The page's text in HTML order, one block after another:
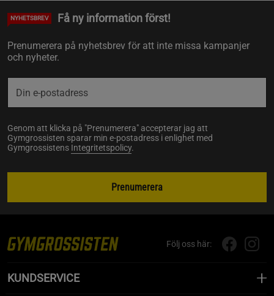
NYHETSBREV Få ny information först!
Prenumerera på nyhetsbrev för att inte missa kampanjer
och nyheter.
Genom att klicka på "Prenumerera" accepterar jag att
Gymgrossisten sparar min e-postadress i enlighet med
Gymgrossistens Integritetspolicy.
Prenumerera
Följ oss här:
KUNDSERVICE